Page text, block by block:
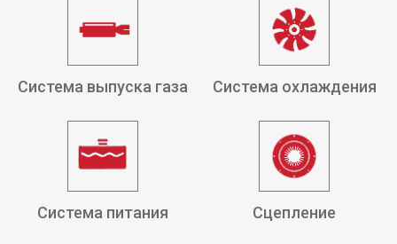
Система выпуска газа Система охлаждения
Система питания Сцепление